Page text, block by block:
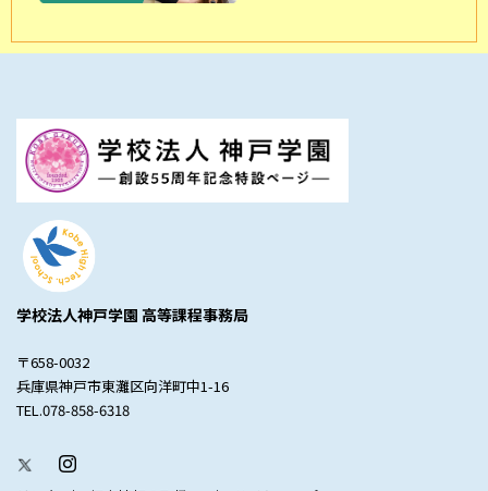
学校法人神戸学園 高等課程事務局
〒658-0032
兵庫県神戸市東灘区向洋町中1-16
TEL.078-858-6318